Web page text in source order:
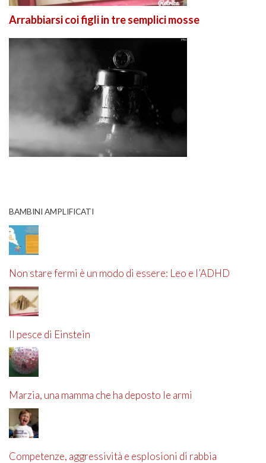
Arrabbiarsi coi figli in tre semplici mosse
BAMBINI AMPLIFICATI
Non stare fermi è un modo di essere: Leo e l’ADHD
Il pesce di Einstein
Marzia, una mamma che ha deposto le armi
Competenze, aggressività e esplosioni di rabbia